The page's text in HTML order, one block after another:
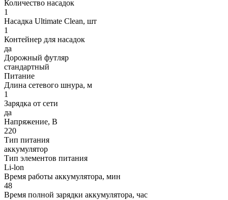
Количество насадок
1
Насадка Ultimate Clean, шт
1
Контейнер для насадок
да
Дорожный футляр
стандартный
Питание
Длина сетевого шнура, м
1
Зарядка от сети
да
Напряжение, В
220
Тип питания
аккумулятор
Тип элементов питания
Li-lon
Время работы аккумулятора, мин
48
Время полной зарядки аккумулятора, час